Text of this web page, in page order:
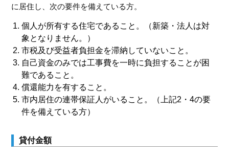
に居住し、次の要件を備えている方。
個人が所有する住宅であること。（新築・法人は対
象となりません。）
市税及び受益者負担金を滞納していないこと。
自己資金のみでは工事費を一時に負担することが困
難であること。
償還能力を有すること。
市内居住の連帯保証人がいること。（上記2・4の要
件を備えている方）
貸付金額